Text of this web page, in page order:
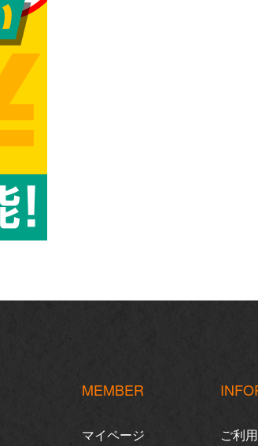
MEMBER
マイページ ご利